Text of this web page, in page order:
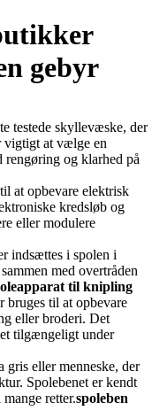
gebyr
testede skyllevæske, der
vigtigt at vælge en
og klarhed på
at opbevare elektrisk
kredsløb og
eller modulere
indsættes i spolen i
med overtråden
til knipling
bruges til at opbevare
eller broderi. Det
tilgængeligt under
eller menneske, der
Spolebenet er kendt
retter.spoleben